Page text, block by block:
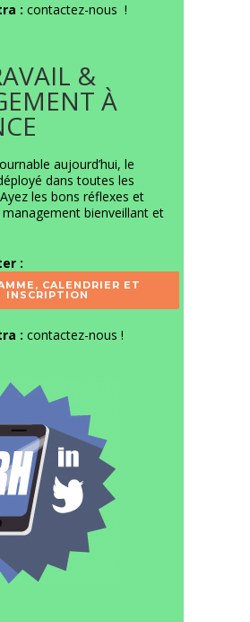
: contactez-nous !
&
À
aujourd’hui, le
dans toutes les
les bons réflexes et
bienveillant et
:
CALENDRIER ET
INSCRIPTION
: contactez-nous !